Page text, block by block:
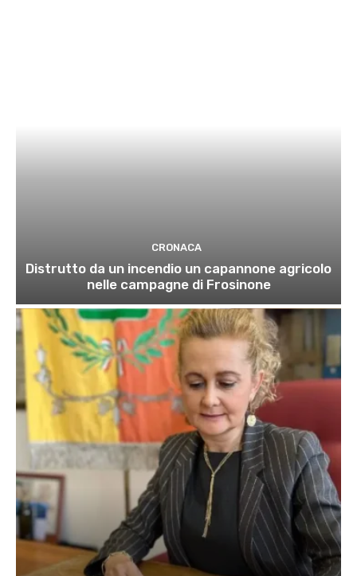
CRONACA
Distrutto da un incendio un capannone agricolo
nelle campagne di Frosinone